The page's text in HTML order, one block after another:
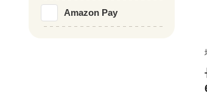
Amazon Pay